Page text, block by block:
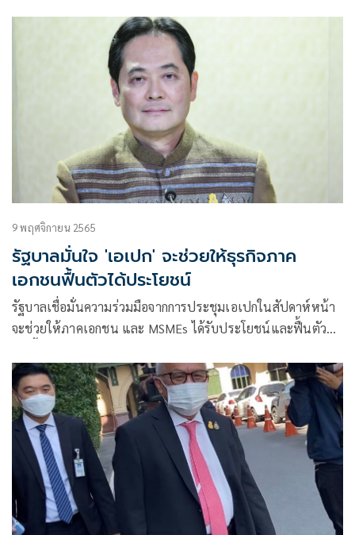
เปค ซึ่งจะมีขึ้นระหว่างวันที่ 14-19 พ.ย.นี้
9 พฤศจิกายน 2565
รัฐบาลมั่นใจ 'เอเปก' จะช่วยให้ธุรกิจภาค
เอกชนฟื้นตัวได้ประโยชน์
รัฐบาลเชื่อมั่นความร่วมมือจากการประชุมเอเปกในสัปดาห์หน้า
จะช่วยให้ภาคเอกชน และ MSMEs ได้รับประโยชน์และฟื้นตัว